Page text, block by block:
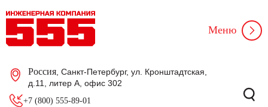
Россия , Санкт-Петербург, ул. Кронштадтская,
д.11, литер А, офис 302
+7 (800) 555-89-01
Меню